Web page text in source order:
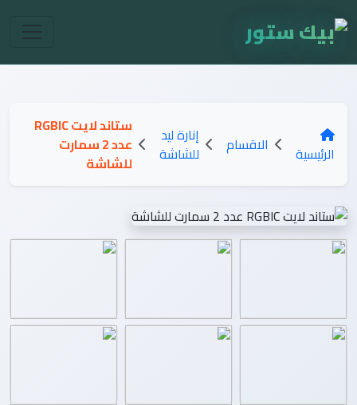
الرئيسية الاقسام
إنارة ليد
للشاشة
ستاند لايت RGBIC
عدد 2 سمارت
للشاشة